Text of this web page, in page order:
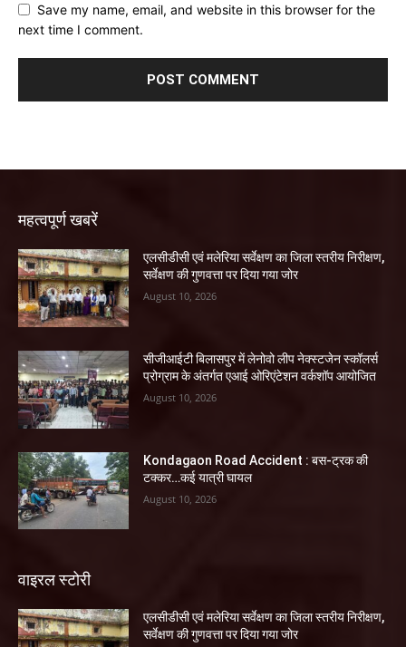
Save my name, email, and website in this browser for the
next time I comment.
महत्वपूर्ण खबरें
एलसीडीसी एवं मलेरिया सर्वेक्षण का जिला स्तरीय निरीक्षण,
सर्वेक्षण की गुणवत्ता पर दिया गया जोर
August 10, 2026
सीजीआईटी बिलासपुर में लेनोवो लीप नेक्स्टजेन स्कॉलर्स
प्रोग्राम के अंतर्गत एआई ओरिएंटेशन वर्कशॉप आयोजित
August 10, 2026
Kondagaon Road Accident : बस-ट्रक की
टक्कर…कई यात्री घायल
August 10, 2026
वाइरल स्टोरी
एलसीडीसी एवं मलेरिया सर्वेक्षण का जिला स्तरीय निरीक्षण,
सर्वेक्षण की गुणवत्ता पर दिया गया जोर